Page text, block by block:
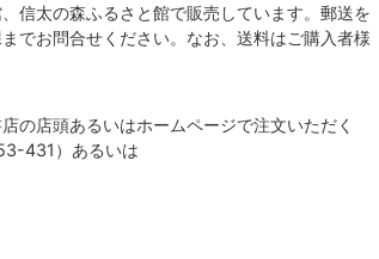
信太の森ふるさと館で販売しています。郵送を
でお問合せください。なお、送料はご購入者様
の店頭あるいはホームページで注文いただく
431）あるいは